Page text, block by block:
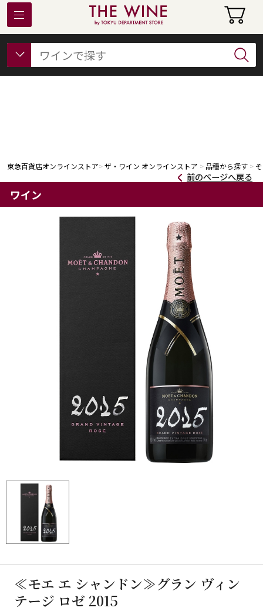
東急百貨店オンラインストアについて
フード ビューティー ギフト&ライフスタイル
東急百貨店オンラインストア ザ・ワイン オンラインストア 品種から探す
前のページへ戻る
≪モエ エ シャンドン≫グラン ヴィン
テージ ロゼ 2015
ワイン